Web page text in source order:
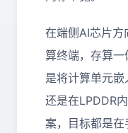
在端侧AI芯片方
算终端，存算
是将计算单元嵌
还是在LPDDR
案，目标都是